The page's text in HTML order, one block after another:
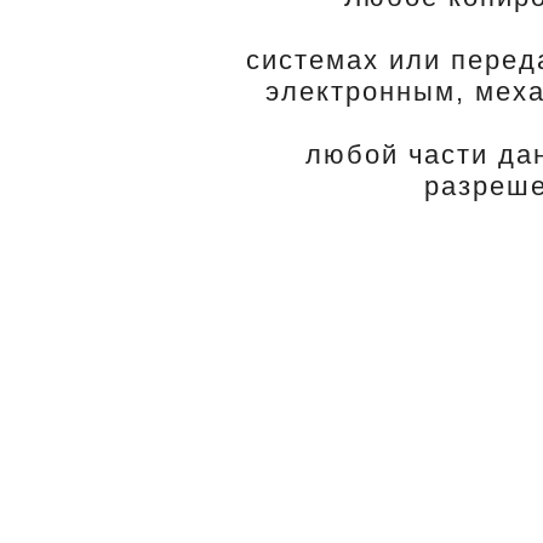
системах или
электронным,
любой части